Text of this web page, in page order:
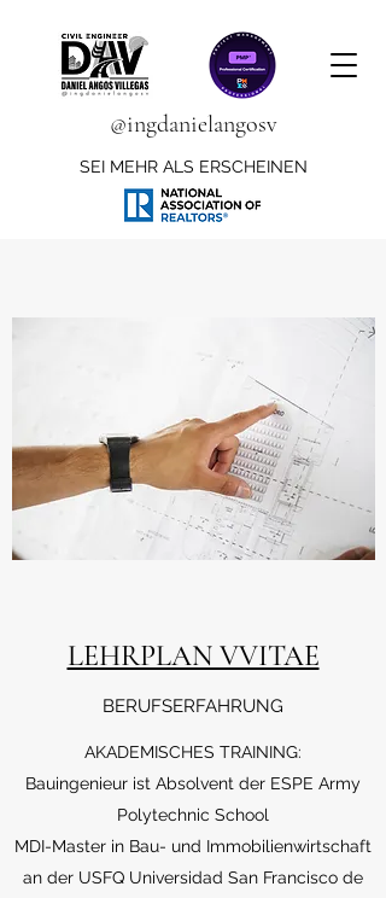
@ingdanielangosv
SEI MEHR ALS ERSCHEINEN
LEHRPLAN VVITAE
BERUFSERFAHRUNG
AKADEMISCHES TRAINING:
Bauingenieur ist Absolvent der ESPE Army
Polytechnic School
MDI-Master in Bau- und Immobilienwirtschaft
an der USFQ Universidad San Francisco de